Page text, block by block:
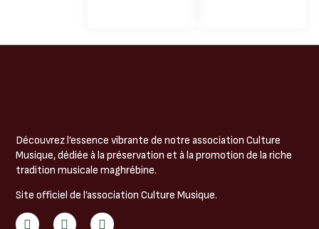
Découvrez l’essence vibrante de notre association Culture
Musique, dédiée à la préservation et à la promotion de la riche
tradition musicale maghrébine.
Site officiel de l’association Culture Musique.